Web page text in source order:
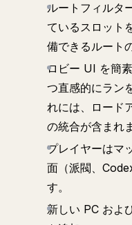
ルートフィルタ
ているスロット
備できるルート
ロビー UI を簡
つ直感的にラン
れには、ロード
の統合が含まれ
プレイヤーはマ
面（派閥、
す。
新しい PC およ